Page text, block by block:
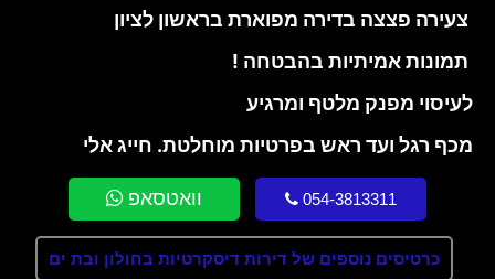
צעירה פצצה בדירה מפוארת בראשון לציון
תמונות אמיתיות בהבטחה !
לעיסוי מפנק מלטף ומרגיע
מכף רגל ועד ראש בפרטיות מוחלטת. חייג אלי
054-3813311 וואטסאפ
כרטיסים נוספים של דירות דיסקרטיות בחולון ובת ים